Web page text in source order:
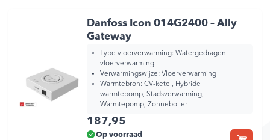
Danfoss Icon 014G2400 – Ally
Gateway
Type vloerverwarming: Watergedragen
vloerverwarming
Verwarmingswijze: Vloerverwarming
Warmtebron: CV-ketel, Hybride
warmtepomp, Stadsverwarming,
Warmtepomp, Zonneboiler
187,95
Op voorraad